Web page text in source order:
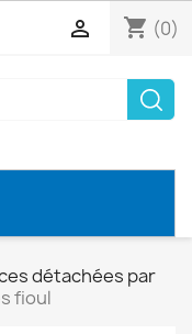
shopping_cart (0)

détachées par
fioul